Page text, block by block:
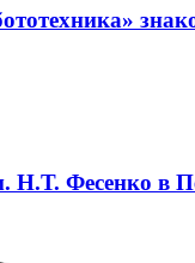
Фесенко в